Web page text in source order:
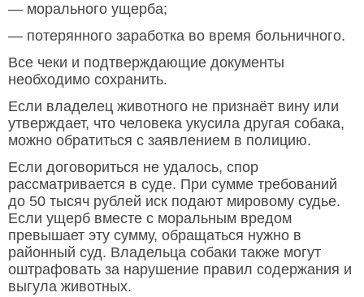
— морального ущерба;
— потерянного заработка во время больничного.
Все чеки и подтверждающие документы
необходимо сохранить.
Если владелец животного не признаёт вину или
утверждает, что человека укусила другая собака,
можно обратиться с заявлением в полицию.
Если договориться не удалось, спор
рассматривается в суде. При сумме требований
до 50 тысяч рублей иск подают мировому судье.
Если ущерб вместе с моральным вредом
превышает эту сумму, обращаться нужно в
районный суд. Владельца собаки также могут
оштрафовать за нарушение правил содержания и
выгула животных.